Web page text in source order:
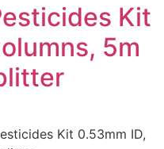
Kit
5m
Kit 0.53mm ID,